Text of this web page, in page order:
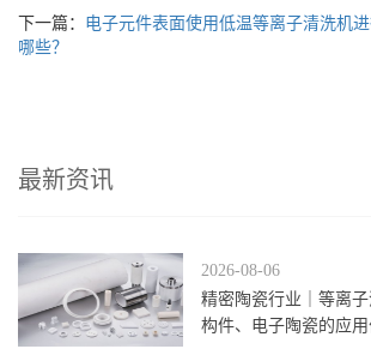
下一篇： 电子元件表面使用低温等离子清洗机
哪些？
最新资讯
2026-08-06
精密陶瓷行业｜等离
构件、电子陶瓷的应用